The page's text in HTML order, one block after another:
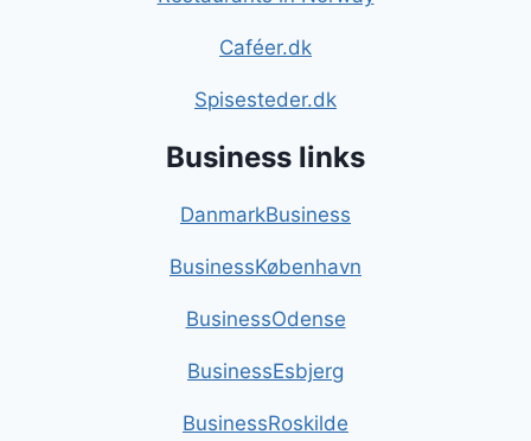
Caféer.dk
Spisesteder.dk
Business links
DanmarkBusiness
BusinessKøbenhavn
BusinessOdense
BusinessEsbjerg
BusinessRoskilde